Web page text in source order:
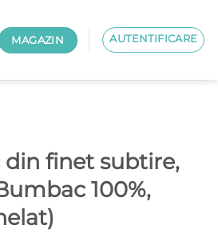
MAGAZIN AUTENTIFICARE
din finet subtire,
100%,